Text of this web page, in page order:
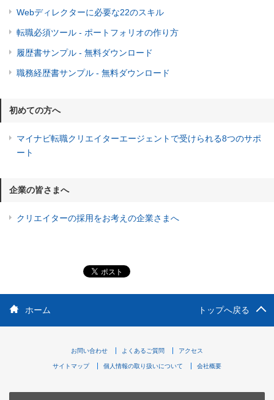
Webディレクターに必要な22のスキル
転職必須ツール - ポートフォリオの作り方
履歴書サンプル - 無料ダウンロード
職務経歴書サンプル - 無料ダウンロード
初めての方へ
マイナビ転職クリエイターエージェントで受けられる8つのサポ
ート
企業の皆さまへ
クリエイターの採用をお考えの企業さまへ
ホーム トップへ戻る
お問い合わせ よくあるご質問 アクセス
サイトマップ 個人情報の取り扱いについて 会社概要